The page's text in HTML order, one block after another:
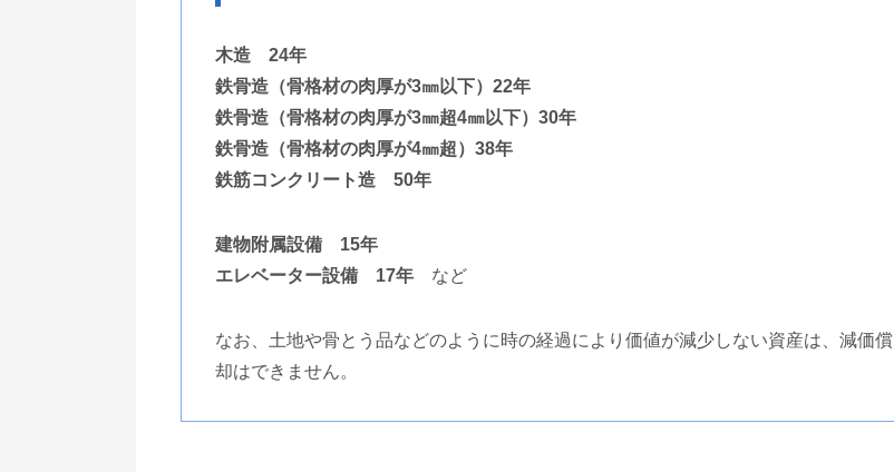
木造 24年
鉄骨造（骨格材の肉厚が3㎜以下）22年
鉄骨造（骨格材の肉厚が3㎜超4㎜以下）30年
鉄骨造（骨格材の肉厚が4㎜超）38年
鉄筋コンクリート造 50年
建物附属設備 15年
エレベーター設備 17年 など
なお、土地や骨とう品などのように時の経過により価値が減少しない資産は、減価償
却はできません。